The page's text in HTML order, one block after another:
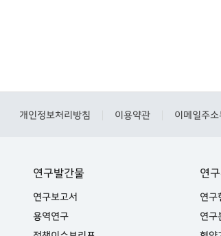
개인정보처리방침 이용약관 이메일주
연구발간물
연구보고서
용역연구
연
연구
연구